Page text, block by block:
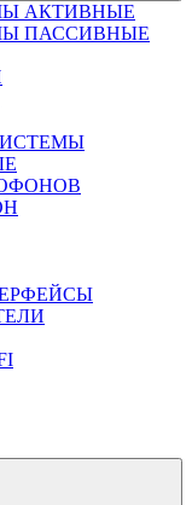
АКТИВНЫЕ
ПАССИВНЫЕ